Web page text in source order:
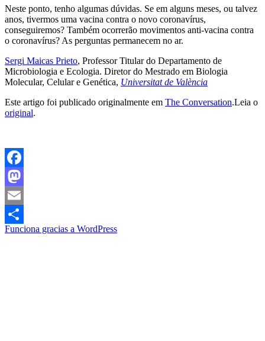
Neste ponto, tenho algumas dúvidas. Se em alguns meses, ou talvez
anos, tivermos uma vacina contra o novo coronavírus,
conseguiremos? Também ocorrerão movimentos anti-vacina contra
o coronavírus? As perguntas permanecem no ar.
Sergi Maicas Prieto, Professor Titular do Departamento de
Microbiologia e Ecologia. Diretor do Mestrado em Biologia
Molecular, Celular e Genética, Universitat de València
Este artigo foi publicado originalmente em The Conversation.Leia o
original.
Facebook
Mastodon
Email
Compartir
Funciona gracias a WordPress